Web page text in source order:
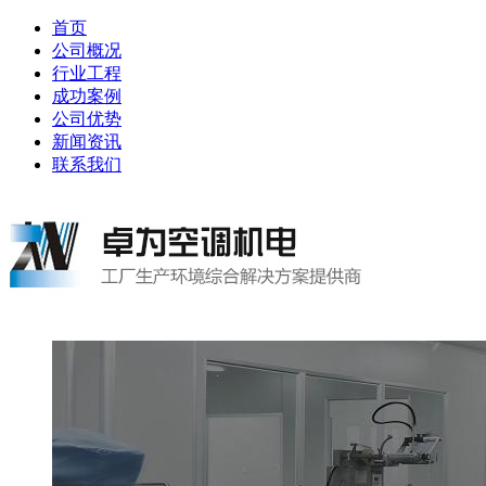
首页
公司概况
行业工程
成功案例
公司优势
新闻资讯
联系我们